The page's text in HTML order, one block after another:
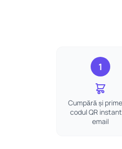
1
Cumpără și
codul QR
email